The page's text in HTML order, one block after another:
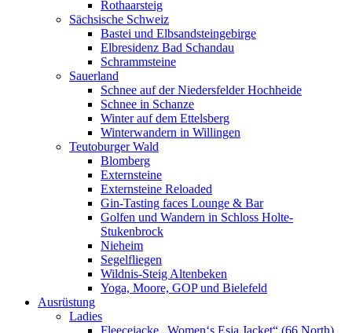
Rothaarsteig
Sächsische Schweiz
Bastei und Elbsandsteingebirge
Elbresidenz Bad Schandau
Schrammsteine
Sauerland
Schnee auf der Niedersfelder Hochheide
Schnee in Schanze
Winter auf dem Ettelsberg
Winterwandern in Willingen
Teutoburger Wald
Blomberg
Externsteine
Externsteine Reloaded
Gin-Tasting faces Lounge & Bar
Golfen und Wandern in Schloss Holte-
Stukenbrock
Nieheim
Segelfliegen
Wildnis-Steig Altenbeken
Yoga, Moore, GOP und Bielefeld
Ausrüstung
Ladies
Fleecejacke „Women‘s Esja Jacket“ (66 North)